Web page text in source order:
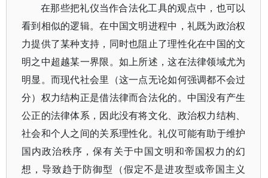
在那些把礼仪当作合法化工具的观点中，也可以
看到相似的逻辑。在中国文明进程中，礼既为政治权
力提供了某种支持，同时也阻止了理性化在中国的文
明之中超越某一界限。如上所述，这在法律领域尤为
明显。而现代社会里（这一点无论如何强调都不会过
分）权力结构正是借法律而合法化的。中国没有产生
公正的法律体系，因此没有将文化、政治权力结构、
社会和个人之间的关系理性化。礼仪可能有助于维护
国内政治秩序，保有关于中国文明和帝国权力的幻
想，导致趋于防御型（假定不是进攻型或帝国主义